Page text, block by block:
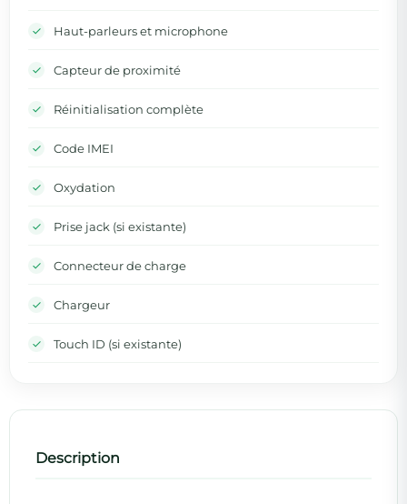
Haut-parleurs et microphone
Capteur de proximité
Réinitialisation complète
Code IMEI
Oxydation
Prise jack (si existante)
Connecteur de charge
Chargeur
Touch ID (si existante)
Description